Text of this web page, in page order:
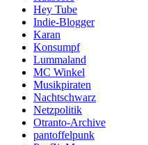
Hey Tube
Indie-Blogger
Karan
Konsumpf
Lummaland
MC Winkel
Musikpiraten
Nachtschwarz
Netzpolitik
Otranto-Archive
pantoffelpunk